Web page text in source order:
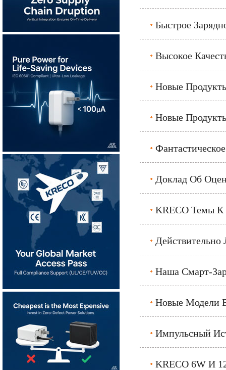
Быстрое
Высокое
Новые
Новые
Доклад Об
KRECO Темы К
Наша Смарт-
Новые Модели
Импульсный
KRECO 6W И